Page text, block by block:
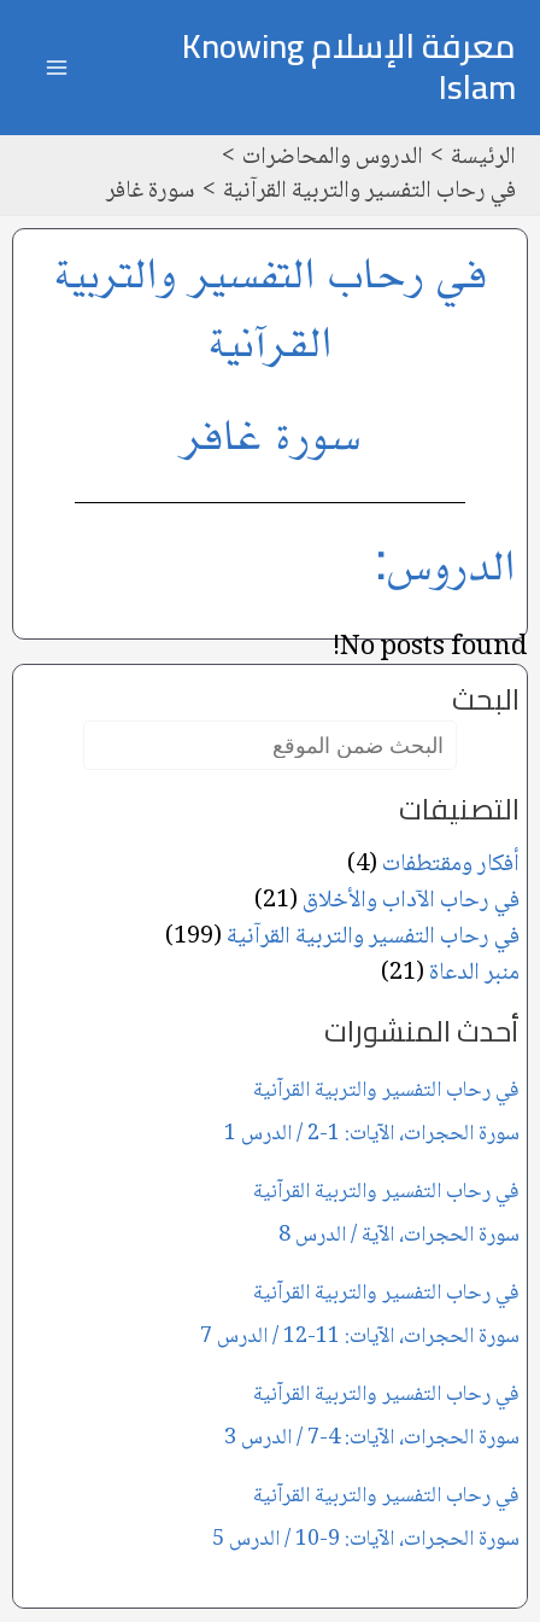
إلى
المحتوى
معرفة الإسلام Knowing
Islam
الرئيسة
الدروس والمحاضرات
في رحاب التفسير والتربية القرآنية
سورة غافر
في رحاب التفسير والتربية
القرآنية
سورة غافر
الدروس:
No posts found!
البحث
التصنيفات
أفكار ومقتطفات(4)
في رحاب الآداب والأخلاق(21)
في رحاب التفسير والتربية القرآنية(199)
منبر الدعاة(21)
أحدث المنشورات
في رحاب التفسير والتربية القرآنية
سورة الحجرات، الآيات: 1-2 / الدرس 1
في رحاب التفسير والتربية القرآنية
سورة الحجرات، الآية / الدرس 8
في رحاب التفسير والتربية القرآنية
سورة الحجرات، الآيات: 11-12 / الدرس 7
في رحاب التفسير والتربية القرآنية
سورة الحجرات، الآيات: 4-7 / الدرس 3
في رحاب التفسير والتربية القرآنية
سورة الحجرات، الآيات: 9-10 / الدرس 5